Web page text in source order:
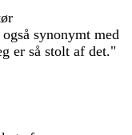
synonymt med
er så stolt af det."